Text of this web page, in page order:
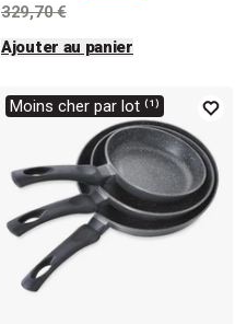
329,70 €
Ajouter au panier
Moins cher par lot ⁽¹⁾